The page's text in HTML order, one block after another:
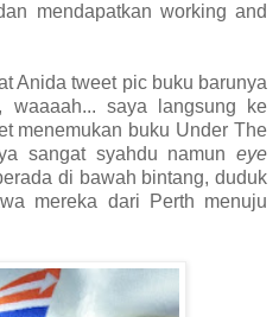
mendapatkan working and
Anida tweet pic buku barunya
waaaah... saya langsung ke
menemukan buku Under The
sangat syahdu namun eye
di bawah bintang, duduk
mereka dari Perth menuju